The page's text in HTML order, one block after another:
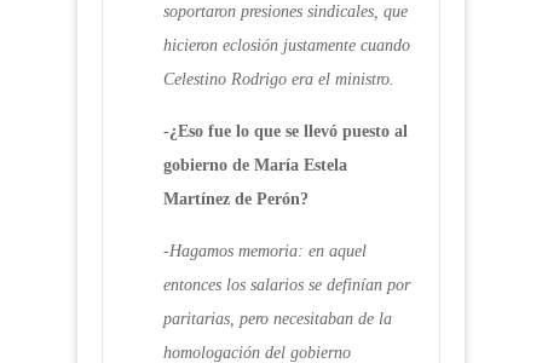
soportaron presiones sindicales, que
hicieron eclosión justamente cuando
Celestino Rodrigo era el ministro.
-¿Eso fue lo que se llevó puesto al
gobierno de María Estela
Martínez de Perón?
-Hagamos memoria: en aquel
entonces los salarios se definían por
paritarias, pero necesitaban de la
homologación del gobierno